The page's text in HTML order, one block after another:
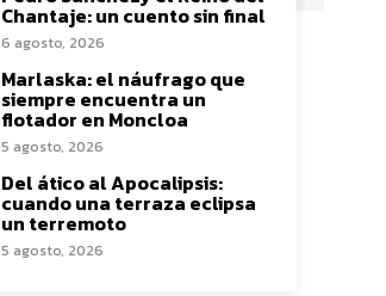
Chantaje: un cuento sin final
6 agosto, 2026
Marlaska: el náufrago que
siempre encuentra un
flotador en Moncloa
5 agosto, 2026
Del ático al Apocalipsis:
cuando una terraza eclipsa
un terremoto
5 agosto, 2026